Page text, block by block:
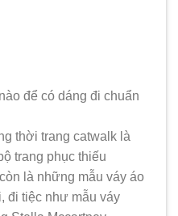
thời trang catwalk là
trang phục thiếu
là những mẫu váy áo
đi tiệc như mẫu váy